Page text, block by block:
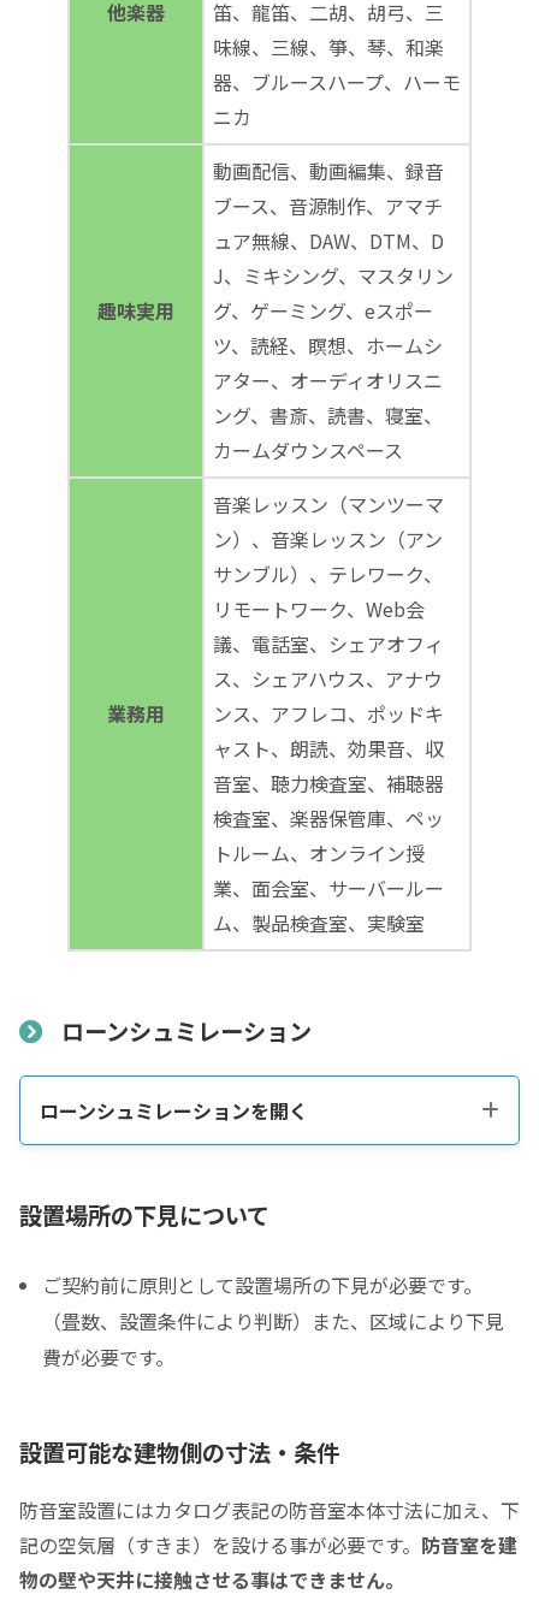
他楽器
笛、龍笛、二胡、胡弓、三
味線、三線、箏、琴、和楽
器、ブルースハープ、ハーモ
ニカ
趣味実用
動画配信、動画編集、録音
ブース、音源制作、アマチ
ュア無線、DAW、DTM、D
J、ミキシング、マスタリン
グ、ゲーミング、eスポー
ツ、読経、瞑想、ホームシ
アター、オーディオリスニ
ング、書斎、読書、寝室、
カームダウンスペース
業務用
音楽レッスン（マンツーマ
ン）、音楽レッスン（アン
サンブル）、テレワーク、
リモートワーク、Web会
議、電話室、シェアオフィ
ス、シェアハウス、アナウ
ンス、アフレコ、ポッドキ
ャスト、朗読、効果音、収
音室、聴力検査室、補聴器
検査室、楽器保管庫、ペッ
トルーム、オンライン授
業、面会室、サーバールー
ム、製品検査室、実験室
ローンシュミレーション
ローンシュミレーションを開く
税込価格合計*
防音室の税込総額をご確認のうえ入力して下さい ※必須
0 0
クレジットご利用金額
設置場所の下見について
ご契約前に原則として設置場所の下見が必要です。
（畳数、設置条件により判断）また、区域により下見
費が必要です。
設置可能な建物側の寸法・条件
防音室設置にはカタログ表記の防音室本体寸法に加え、下
記の空気層（すきま）を設ける事が必要です。 防音室を建
物の壁や天井に接触させる事はできません。